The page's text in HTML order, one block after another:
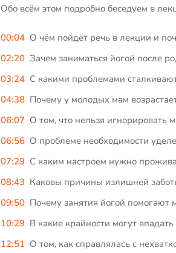
Обо всём этом подробно беседуем в
00:04 О чём пойдёт речь в лекции и
02:20 Зачем заниматься йогой после
03:24 С какими проблемами
04:38 Почему у молодых мам
06:07 О том, что нельзя игнорировать
06:56 О проблеме необходимости
07:29 С каким настроем нужно
08:43 Каковы причины излишней
09:50 Почему занятия йогой помогают
10:29 В какие крайности могут
12:51 О том, как справлялась с